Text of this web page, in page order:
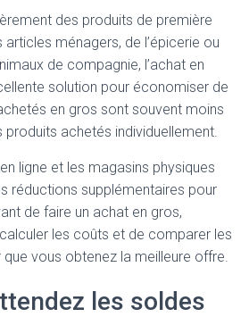
des produits de première
ménagers, de l’épicerie ou
de compagnie, l’achat en
solution pour économiser de
en gros sont souvent moins
produits achetés individuellement.
ligne et les magasins physiques
réductions supplémentaires pour
de faire un achat en gros,
les coûts et de comparer les
vous obtenez la meilleure offre.
les soldes